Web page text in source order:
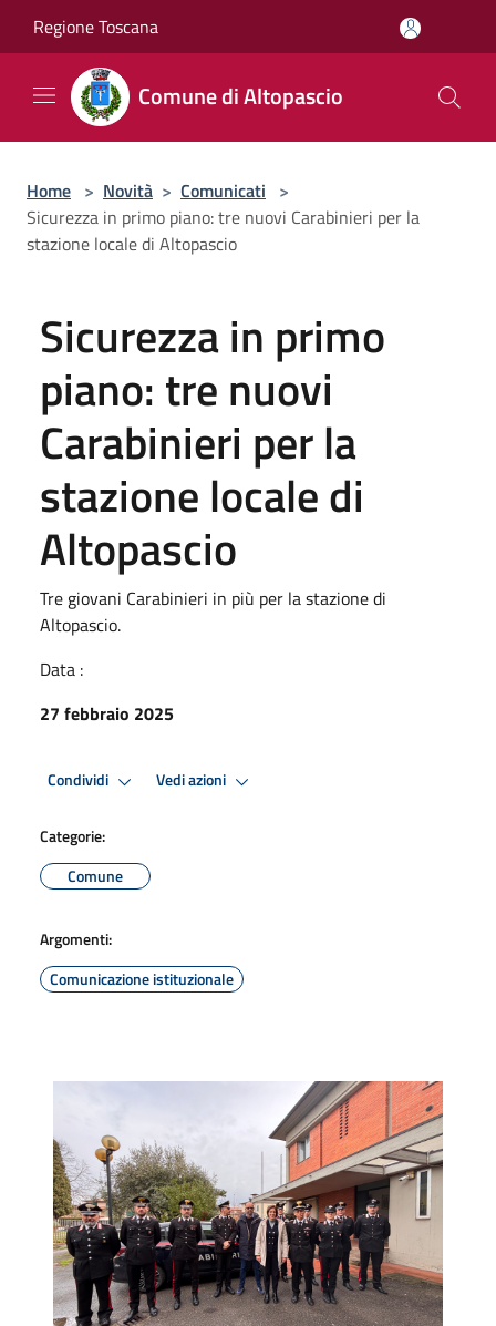
Regione Toscana
Comune di Altopascio
Home > Novità > Comunicati >
Sicurezza in primo piano: tre nuovi Carabinieri per la
stazione locale di Altopascio
Sicurezza in primo
piano: tre nuovi
Carabinieri per la
stazione locale di
Altopascio
Tre giovani Carabinieri in più per la stazione di
Altopascio.
Data :
27 febbraio 2025
Condividi Vedi azioni
Categorie:
Comune
Argomenti:
Comunicazione istituzionale